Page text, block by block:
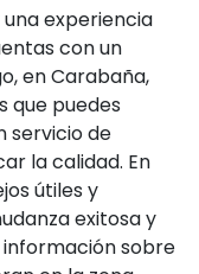
experiencia
con un
en Carabaña,
que puedes
servicio de
la calidad. En
útiles y
exitosa y
sobre